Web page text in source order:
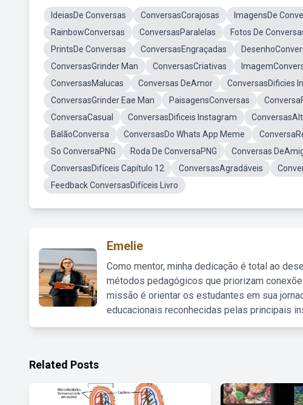
IdeiasDe Conversas ConversasCorajosas ImagensDe
RainbowConversas
ConversasParalelas Fotos De
PrintsDe Conversas
ConversasEngraçadas
ConversasGrinder Man
ConversasCriativas
ConversasMalucas
Conversas DeAmor ConversasDificies
ConversasGrinder Eae Man
PaisagensConversas
ConversaCasual
ConversasDificeis Instagram
BalãoConversa
ConversasDo Whats App Meme
So ConversaPNG
Roda De ConversaPNG Conversas
ConversasDifíceis Capítulo 12
ConversasAgradáveis
Feedback ConversasDifíceis Livro
Emelie
Como mentor, minha dedicação é total ao
métodos pedagógicos que priorizam
missão é orientar os estudantes em sua
educacionais reconhecidas pelas principais
Related Posts